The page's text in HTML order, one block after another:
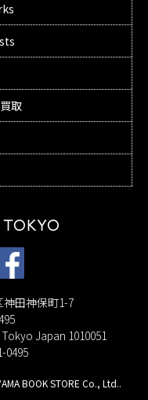
取
神田神保町1-7
Japan 1010051
0495
BOOK STORE Co., Ltd..